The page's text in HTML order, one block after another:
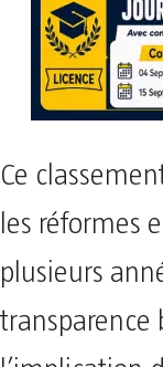
Ce
les réformes
plusieurs
transparence